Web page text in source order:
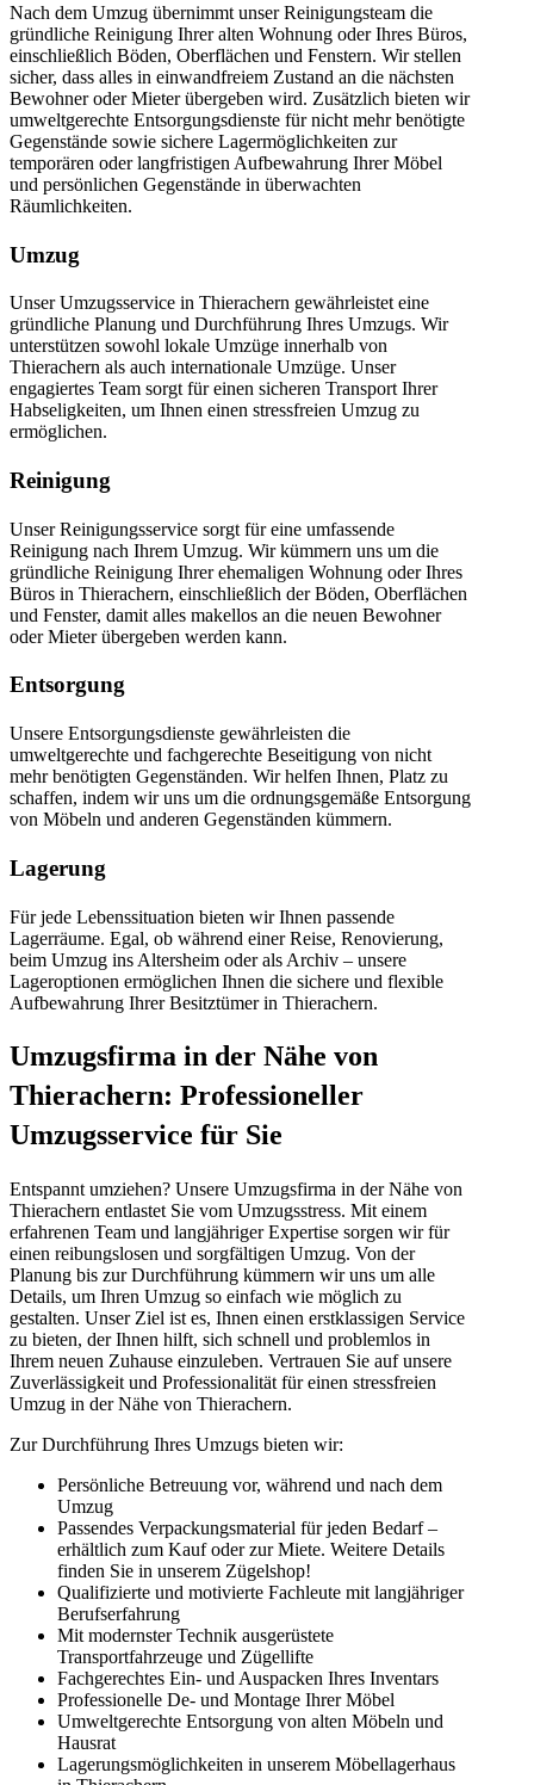
Nach dem Umzug übernimmt unser Reinigungsteam die
gründliche Reinigung Ihrer alten Wohnung oder Ihres Büros,
einschließlich Böden, Oberflächen und Fenstern. Wir stellen
sicher, dass alles in einwandfreiem Zustand an die nächsten
Bewohner oder Mieter übergeben wird. Zusätzlich bieten wir
umweltgerechte Entsorgungsdienste für nicht mehr benötigte
Gegenstände sowie sichere Lagermöglichkeiten zur
temporären oder langfristigen Aufbewahrung Ihrer Möbel
und persönlichen Gegenstände in überwachten
Räumlichkeiten.
Umzug
Unser Umzugsservice in Thierachern gewährleistet eine
gründliche Planung und Durchführung Ihres Umzugs. Wir
unterstützen sowohl lokale Umzüge innerhalb von
Thierachern als auch internationale Umzüge. Unser
engagiertes Team sorgt für einen sicheren Transport Ihrer
Habseligkeiten, um Ihnen einen stressfreien Umzug zu
ermöglichen.
Reinigung
Unser Reinigungsservice sorgt für eine umfassende
Reinigung nach Ihrem Umzug. Wir kümmern uns um die
gründliche Reinigung Ihrer ehemaligen Wohnung oder Ihres
Büros in Thierachern, einschließlich der Böden, Oberflächen
und Fenster, damit alles makellos an die neuen Bewohner
oder Mieter übergeben werden kann.
Entsorgung
Unsere Entsorgungsdienste gewährleisten die
umweltgerechte und fachgerechte Beseitigung von nicht
mehr benötigten Gegenständen. Wir helfen Ihnen, Platz zu
schaffen, indem wir uns um die ordnungsgemäße Entsorgung
von Möbeln und anderen Gegenständen kümmern.
Lagerung
Für jede Lebenssituation bieten wir Ihnen passende
Lagerräume. Egal, ob während einer Reise, Renovierung,
beim Umzug ins Altersheim oder als Archiv – unsere
Lageroptionen ermöglichen Ihnen die sichere und flexible
Aufbewahrung Ihrer Besitztümer in Thierachern.
Umzugsfirma in der Nähe von
Thierachern: Professioneller
Umzugsservice für Sie
Entspannt umziehen? Unsere Umzugsfirma in der Nähe von
Thierachern entlastet Sie vom Umzugsstress. Mit einem
erfahrenen Team und langjähriger Expertise sorgen wir für
einen reibungslosen und sorgfältigen Umzug. Von der
Planung bis zur Durchführung kümmern wir uns um alle
Details, um Ihren Umzug so einfach wie möglich zu
gestalten. Unser Ziel ist es, Ihnen einen erstklassigen Service
zu bieten, der Ihnen hilft, sich schnell und problemlos in
Ihrem neuen Zuhause einzuleben. Vertrauen Sie auf unsere
Zuverlässigkeit und Professionalität für einen stressfreien
Umzug in der Nähe von Thierachern.
Zur Durchführung Ihres Umzugs bieten wir:
Persönliche Betreuung vor, während und nach dem
Umzug
Passendes Verpackungsmaterial für jeden Bedarf –
erhältlich zum Kauf oder zur Miete. Weitere Details
finden Sie in unserem Zügelshop!
Qualifizierte und motivierte Fachleute mit langjähriger
Berufserfahrung
Mit modernster Technik ausgerüstete
Transportfahrzeuge und Zügellifte
Fachgerechtes Ein- und Auspacken Ihres Inventars
Professionelle De- und Montage Ihrer Möbel
Umweltgerechte Entsorgung von alten Möbeln und
Hausrat
Lagerungsmöglichkeiten in unserem Möbellagerhaus